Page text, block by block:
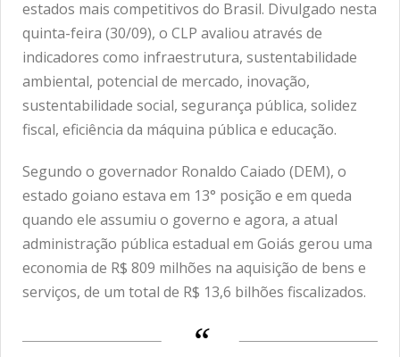
estados mais competitivos do Brasil. Divulgado nesta
quinta-feira (30/09), o CLP avaliou através de
indicadores como infraestrutura, sustentabilidade
ambiental, potencial de mercado, inovação,
sustentabilidade social, segurança pública, solidez
fiscal, eficiência da máquina pública e educação.
Segundo o governador Ronaldo Caiado (DEM), o
estado goiano estava em 13° posição e em queda
quando ele assumiu o governo e agora, a atual
administração pública estadual em Goiás gerou uma
economia de R$ 809 milhões na aquisição de bens e
serviços, de um total de R$ 13,6 bilhões fiscalizados.